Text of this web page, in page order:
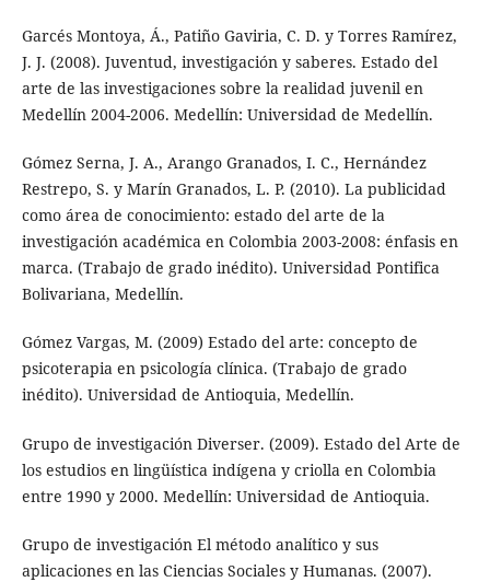
Garcés Montoya, Á., Patiño Gaviria, C. D. y Torres Ramírez,
J. J. (2008). Juventud, investigación y saberes. Estado del
arte de las investigaciones sobre la realidad juvenil en
Medellín 2004-2006. Medellín: Universidad de Medellín.
Gómez Serna, J. A., Arango Granados, I. C., Hernández
Restrepo, S. y Marín Granados, L. P. (2010). La publicidad
como área de conocimiento: estado del arte de la
investigación académica en Colombia 2003-2008: énfasis en
marca. (Trabajo de grado inédito). Universidad Pontifica
Bolivariana, Medellín.
Gómez Vargas, M. (2009) Estado del arte: concepto de
psicoterapia en psicología clínica. (Trabajo de grado
inédito). Universidad de Antioquia, Medellín.
Grupo de investigación Diverser. (2009). Estado del Arte de
los estudios en lingüística indígena y criolla en Colombia
entre 1990 y 2000. Medellín: Universidad de Antioquia.
Grupo de investigación El método analítico y sus
aplicaciones en las Ciencias Sociales y Humanas. (2007).